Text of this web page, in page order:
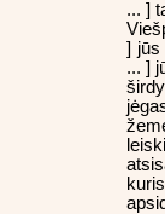
... ]
] jūs
... ]